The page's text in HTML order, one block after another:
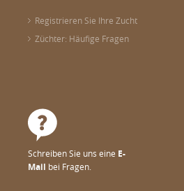
Registrieren Sie Ihre Zucht
Züchter: Häufige Fragen
Schreiben Sie uns eine E-
Mail bei Fragen.